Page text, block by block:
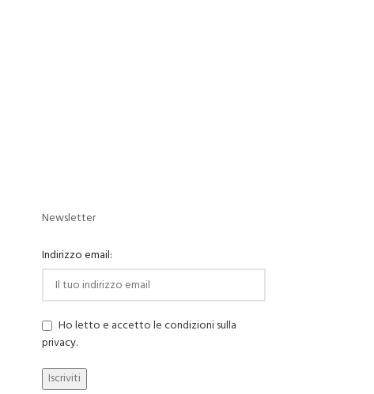
Newsletter
Indirizzo email:
Ho letto e accetto le condizioni sulla
privacy.